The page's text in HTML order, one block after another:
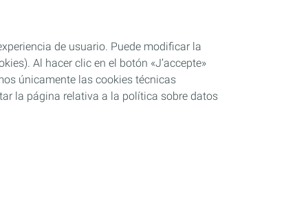
de usuario. Puede modificar la
Al hacer clic en el botón «J’accepte»
únicamente las cookies técnicas
la página relativa a la política sobre datos